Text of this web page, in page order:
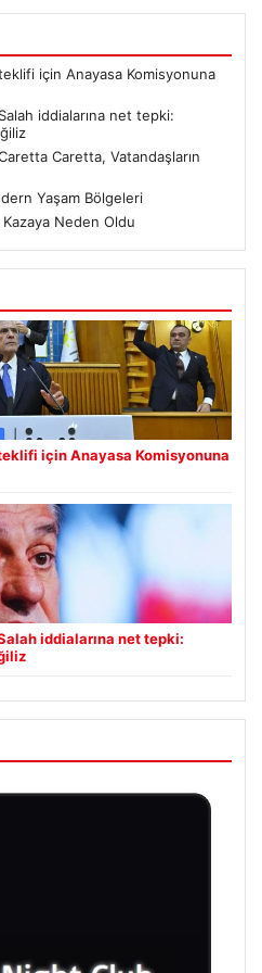
teklifi için Anayasa Komisyonuna
iddialarına net tepki:
Caretta, Vatandaşların
Yaşam Bölgeleri
Kazaya Neden Oldu
teklifi için Anayasa Komisyonuna
iddialarına net tepki: